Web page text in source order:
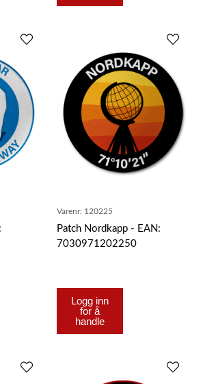
Varenr: 120225
Patch Nordkapp - EAN:
7030971202250
Logg inn
for å
handle